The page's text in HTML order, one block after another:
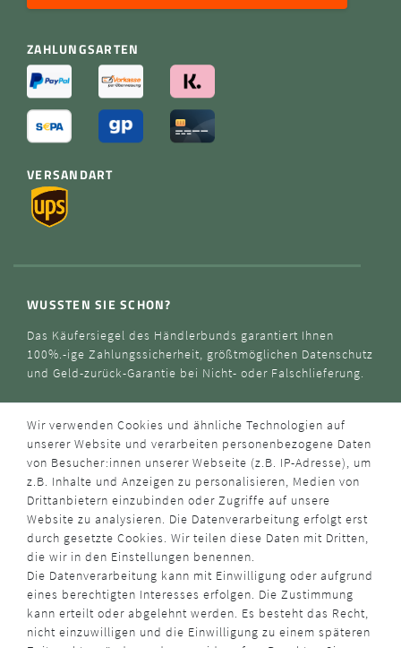
ZAHLUNGSARTEN
VERSANDART
WUSSTEN SIE SCHON?
Das Käufersiegel des Händlerbunds garantiert Ihnen
100%.-ige Zahlungssicherheit, größtmöglichen Datenschutz
und Geld-zurück-Garantie bei Nicht- oder Falschlieferung.
Wir verwenden Cookies und ähnliche Technologien auf
unserer Website und verarbeiten personenbezogene Daten
von Besucher:innen unserer Webseite (z.B. IP-Adresse), um
z.B. Inhalte und Anzeigen zu personalisieren, Medien von
Drittanbietern einzubinden oder Zugriffe auf unsere
Website zu analysieren. Die Datenverarbeitung erfolgt erst
durch gesetzte Cookies. Wir teilen diese Daten mit Dritten,
die wir in den Einstellungen benennen.
Die Datenverarbeitung kann mit Einwilligung oder aufgrund
eines berechtigten Interesses erfolgen. Die Zustimmung
kann erteilt oder abgelehnt werden. Es besteht das Recht,
nicht einzuwilligen und die Einwilligung zu einem späteren